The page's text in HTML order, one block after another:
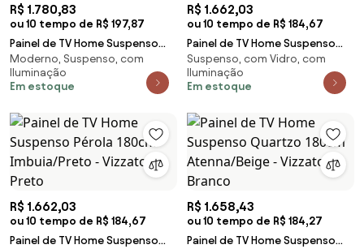
R$ 1.780,83
ou 10 tempo de R$ 197,87
Painel de TV Home Suspenso
200cm Ágata Beige/Imbuia -
Vizzato - Bege
Moderno, Suspenso, com
Iluminação
Em estoque
R$ 1.662,03
ou 10 tempo de R$ 184,67
Painel de TV Home Suspenso
Pérola 180cm Atenna/Imbuia -
Vizzato - Branco
Suspenso, com Vidro, com
Iluminação
Em estoque
R$ 1.662,03
ou 10 tempo de R$ 184,67
Painel de TV Home Suspenso
R$ 1.658,43
ou 10 tempo de R$ 184,27
Painel de TV Home Suspenso